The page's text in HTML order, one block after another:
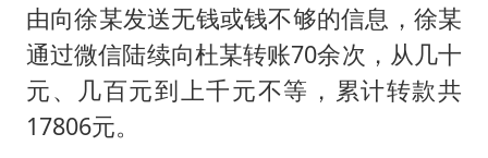
由向徐某发送无钱或钱不够的信息，徐某
通过微信陆续向杜某转账70余次，从几十
元、几百元到上千元不等，累计转款共
17806元。